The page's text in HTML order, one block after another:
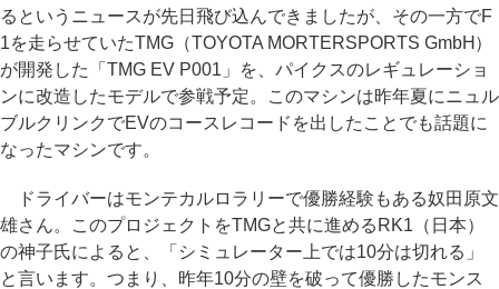
るというニュースが先日飛び込んできましたが、その一方でF
1を走らせていたTMG（TOYOTA MORTERSPORTS GmbH）
が開発した「TMG EV P001」を、パイクスのレギュレーショ
ンに改造したモデルで参戦予定。このマシンは昨年夏にニュル
ブルクリンクでEVのコースレコードを出したことでも話題に
なったマシンです。
ドライバーはモンテカルロラリーで優勝経験もある奴田原文
雄さん。このプロジェクトをTMGと共に進めるRK1（日本）
の神子氏によると、「シミュレーター上では10分は切れる」
と言います。つまり、昨年10分の壁を破って優勝したモンス